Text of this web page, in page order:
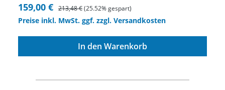
Länge anincl. Kältemittel in die Leitung einbringen
ACHTUNG die original Leitung muss uns
eingeschickt werden. Wenn Sie das Gerät bei uns
kaufen natürlich nicht. Unser Angebot bezieht
sich auf das Verlängern oder Verkürzen der
eingeschickt werden. Wir ändern IHRE Leitung
Verkaufspreis:
159,00 € Regulärer Preis:
213,48 €(25.52% gespart)
Preise inkl. MwSt. ggf. zzgl. Versandkosten
In den Warenkorb